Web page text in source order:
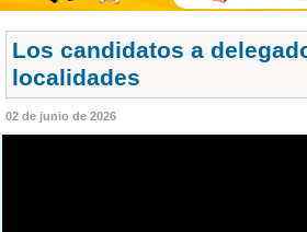
Los candidatos a
localidades
02 de junio de 2026